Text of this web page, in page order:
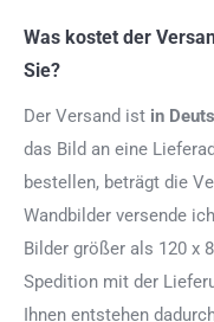
Was kostet der
Sie?
Der Versand ist in
das Bild an eine
bestellen, beträgt die
Wandbilder versende
Bilder größer als 120 x
Spedition mit der
Ihnen entstehen